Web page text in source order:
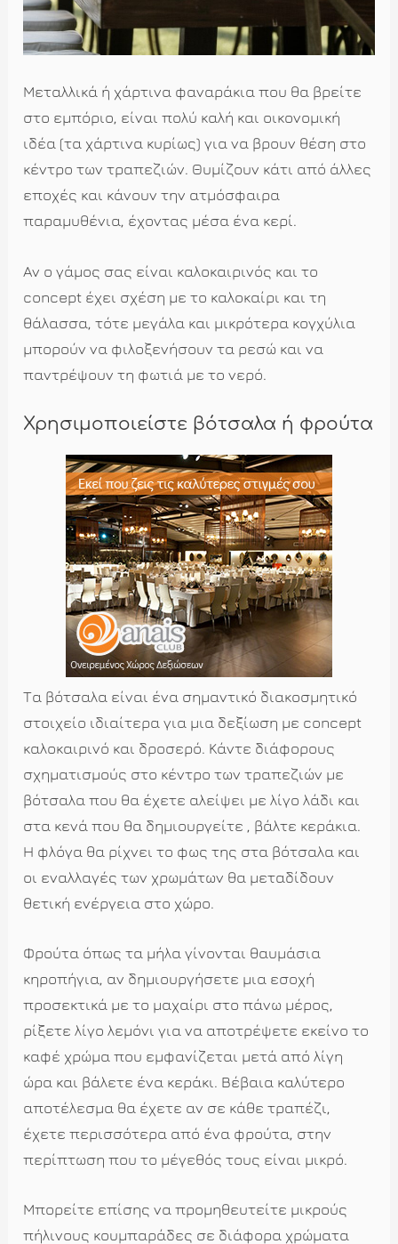
Μεταλλικά ή χάρτινα φαναράκια που θα βρείτε
στο εμπόριο, είναι πολύ καλή και οικονομική
ιδέα (τα χάρτινα κυρίως) για να βρουν θέση στο
κέντρο των τραπεζιών. Θυμίζουν κάτι από άλλες
εποχές και κάνουν την ατμόσφαιρα
παραμυθένια, έχοντας μέσα ένα κερί.
Αν ο γάμος σας είναι καλοκαιρινός και το
concept έχει σχέση με το καλοκαίρι και τη
θάλασσα, τότε μεγάλα και μικρότερα κογχύλια
μπορούν να φιλοξενήσουν τα ρεσώ και να
παντρέψουν τη φωτιά με το νερό.
Χρησιμοποιείστε βότσαλα ή φρούτα
Τα βότσαλα είναι ένα σημαντικό διακοσμητικό
στοιχείο ιδιαίτερα για μια δεξίωση με concept
καλοκαιρινό και δροσερό. Κάντε διάφορους
σχηματισμούς στο κέντρο των τραπεζιών με
βότσαλα που θα έχετε αλείψει με λίγο λάδι και
στα κενά που θα δημιουργείτε , βάλτε κεράκια.
Η φλόγα θα ρίχνει το φως της στα βότσαλα και
οι εναλλαγές των χρωμάτων θα μεταδίδουν
θετική ενέργεια στο χώρο.
Φρούτα όπως τα μήλα γίνονται θαυμάσια
κηροπήγια, αν δημιουργήσετε μια εσοχή
προσεκτικά με το μαχαίρι στο πάνω μέρος,
ρίξετε λίγο λεμόνι για να αποτρέψετε εκείνο το
καφέ χρώμα που εμφανίζεται μετά από λίγη
ώρα και βάλετε ένα κεράκι. Βέβαια καλύτερο
αποτέλεσμα θα έχετε αν σε κάθε τραπέζι,
έχετε περισσότερα από ένα φρούτα, στην
περίπτωση που το μέγεθός τους είναι μικρό.
Μπορείτε επίσης να προμηθευτείτε μικρούς
πήλινους κουμπαράδες σε διάφορα χρώματα